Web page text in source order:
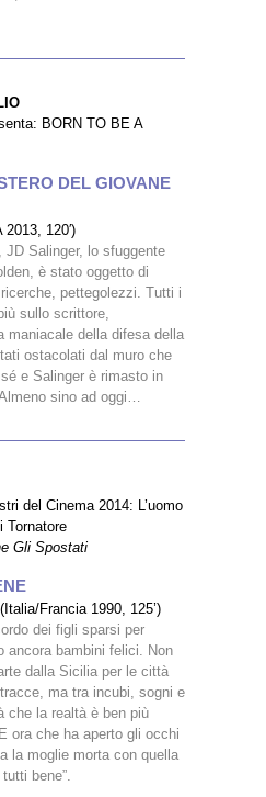
BORN TO BE A
DEL GIOVANE
120′)
JD Salinger, lo sfuggente
è stato oggetto di
pettegolezzi. Tutti i
sullo scrittore,
maniacale della difesa della
ostacolati dal muro che
e Salinger è rimasto in
sino ad oggi…
del Cinema 2014: L’uomo
Tornatore
Gli Spostati
Francia 1990, 125’)
dei figli sparsi per
ancora bambini felici. Non
dalla Sicilia per le città
ma tra incubi, sogni e
che la realtà è ben più
ora che ha aperto gli occhi
la moglie morta con quella
bene”.